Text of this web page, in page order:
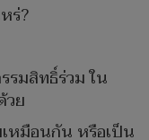
ร่?
รมสิทธิ์ร่วม ใน
วย
หมือนกัน หรือเป็น